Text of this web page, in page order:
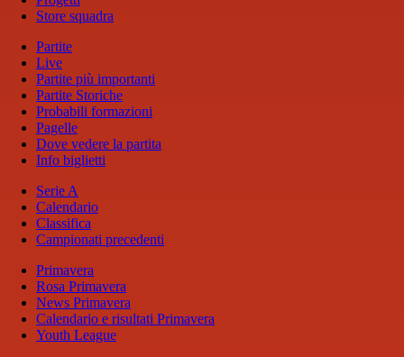
Store squadra
Partite
Live
Partite più importanti
Partite Storiche
Probabili formazioni
Pagelle
Dove vedere la partita
Info biglietti
Serie A
Calendario
Classifica
Campionati precedenti
Primavera
Rosa Primavera
News Primavera
Calendario e risultati Primavera
Youth League